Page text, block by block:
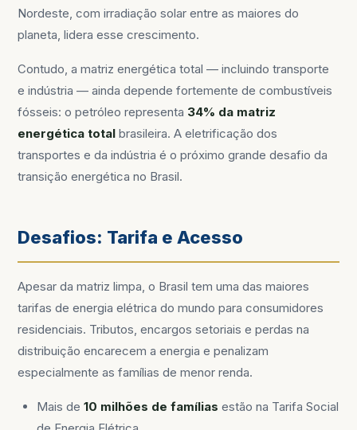
Nordeste, com irradiação solar entre as maiores do
planeta, lidera esse crescimento.
Contudo, a matriz energética total — incluindo transporte
e indústria — ainda depende fortemente de combustíveis
fósseis: o petróleo representa 34% da matriz
energética total brasileira. A eletrificação dos
transportes e da indústria é o próximo grande desafio da
transição energética no Brasil.
Desafios: Tarifa e Acesso
Apesar da matriz limpa, o Brasil tem uma das maiores
tarifas de energia elétrica do mundo para consumidores
residenciais. Tributos, encargos setoriais e perdas na
distribuição encarecem a energia e penalizam
especialmente as famílias de menor renda.
Mais de10 milhões de famílias estão na Tarifa Social